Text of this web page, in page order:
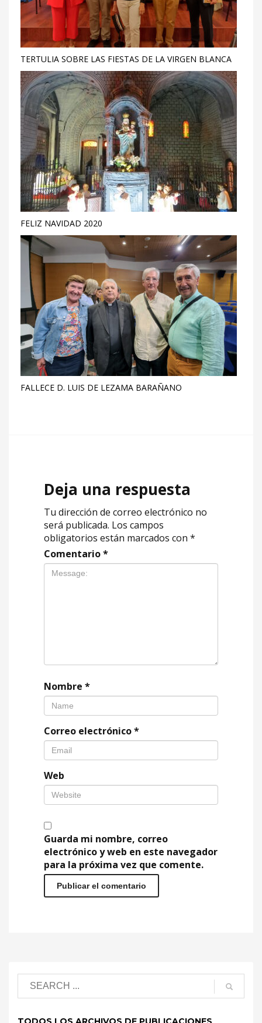
TERTULIA SOBRE LAS FIESTAS DE LA VIRGEN BLANCA
FELIZ NAVIDAD 2020
FALLECE D. LUIS DE LEZAMA BARAÑANO
Deja una respuesta
Tu dirección de correo electrónico no
será publicada. Los campos
obligatorios están marcados con *
Comentario*
Nombre *
Correo electrónico*
Web
Guarda mi nombre, correo
electrónico y web en este navegador
para la próxima vez que comente.